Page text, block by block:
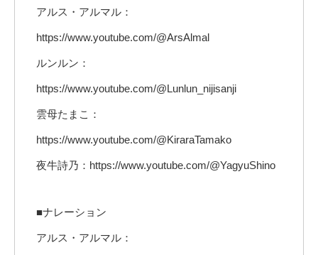
アルス・アルマル：
https://www.youtube.com/@ArsAlmal
ルンルン：
https://www.youtube.com/@Lunlun_nijisanji
雲母たまこ：
https://www.youtube.com/@KiraraTamako
夜牛詩乃：https://www.youtube.com/@YagyuShino
■ナレーション
アルス・アルマル：